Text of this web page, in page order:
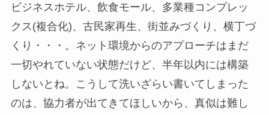
ビジネスホテル、飲食モール、多業種コンプレッ
クス(複合化)、古民家再生、街並みづくり、横丁づ
くり・・・。ネット環境からのアプローチはまだ
一切やれていない状態だけど、半年以内には構築
しないとね。こうして洗いざらい書いてしまった
のは、協力者が出てきてほしいから、真似は難し